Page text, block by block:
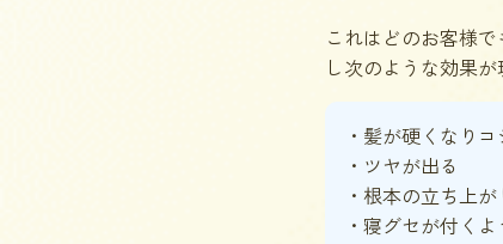
これはどのお客様
し次のような効果が
・髪が硬くなり
・ツヤが出る
・根本の立ち上
・寝グセが付く